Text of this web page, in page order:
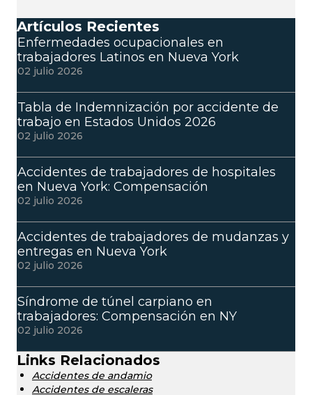
Artículos Recientes
Enfermedades ocupacionales en
trabajadores Latinos en Nueva York
02 julio 2026
Tabla de Indemnización por accidente de
trabajo en Estados Unidos 2026
02 julio 2026
Accidentes de trabajadores de hospitales
en Nueva York: Compensación
02 julio 2026
Accidentes de trabajadores de mudanzas y
entregas en Nueva York
02 julio 2026
Síndrome de túnel carpiano en
trabajadores: Compensación en NY
02 julio 2026
Links Relacionados
Accidentes de andamio
Accidentes de escaleras